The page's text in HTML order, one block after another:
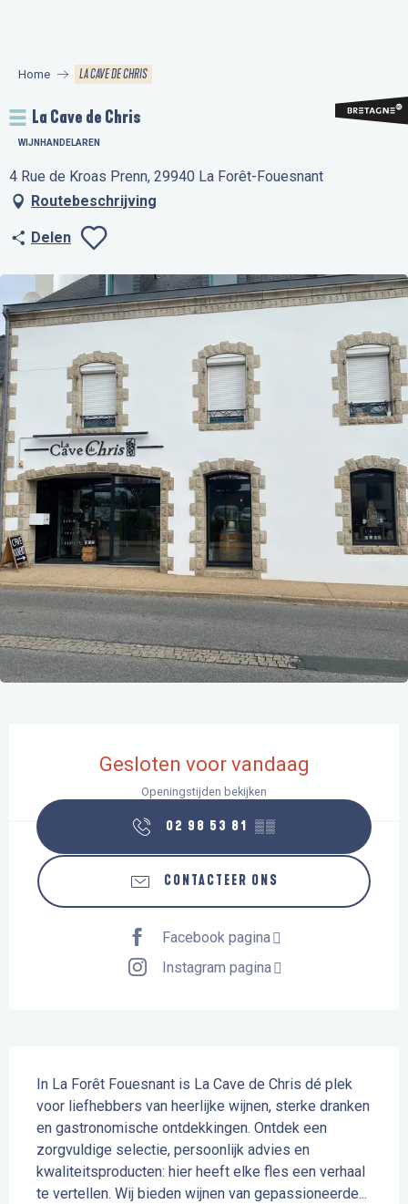
principal
Home LA CAVE DE CHRIS
La Cave de Chris
WIJNHANDELAREN
4 Rue de Kroas Prenn, 29940 La Forêt-Fouesnant
Routebeschrijving
Delen
Ajouter aux
Gesloten voor vandaag
Openingstijden bekijken
02 98 53 81 ▒▒
CONTACTEER ONS
Facebook pagina
Instagram pagina
In La Forêt Fouesnant is La Cave de Chris dé plek
voor liefhebbers van heerlijke wijnen, sterke dranken
en gastronomische ontdekkingen. Ontdek een
zorgvuldige selectie, persoonlijk advies en
kwaliteitsproducten: hier heeft elke fles een verhaal
te vertellen. Wij bieden wijnen van gepassioneerde...